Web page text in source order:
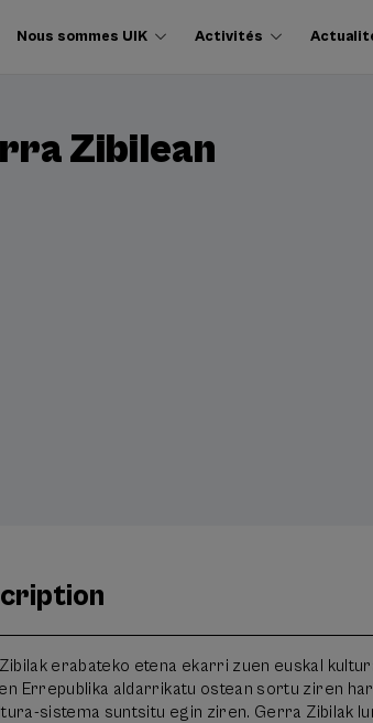
Nous sommes UIK Activités
Zibilean
erabateko etena ekarri zuen euskal
Errepublika aldarrikatu ostean sortu ziren
sistema suntsitu egin ziren. Gerra Zibilak